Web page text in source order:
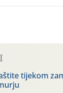
tijekom